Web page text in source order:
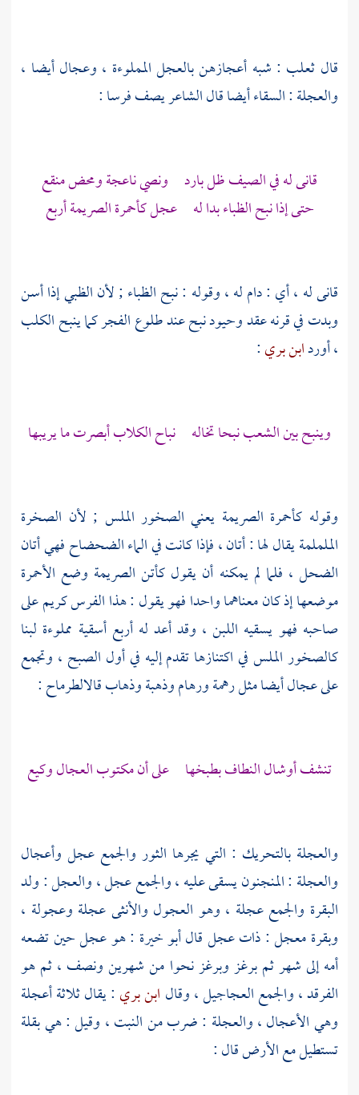
قال ثعلب : شبه أعجازهن بالعجل المملوءة ، وعجال أيضا ،
والعجلة : السقاء أيضا قال الشاعر يصف فرسا :
قانى له في الصيف ظل بارد ونصي ناعجة ومحض منقع
حتى إذا نبح الظباء بدا له عجل كأحمرة الصريمة أربع
قانى له ، أي : دام له ، وقوله : نبح الظباء ; لأن الظبي إذا أسن
وبدت في قرنه عقد وحيود نبح عند طلوع الفجر كما ينبح الكلب
، أوردابن بري:
وينبح بين الشعب نبحا تخاله نباح الكلاب أبصرت ما يريبها
وقوله كأحمرة الصريمة يعني الصخور الملس ; لأن الصخرة
الململمة يقال لها : أتان ، فإذا كانت في الماء الضحضاح فهي أتان
الضحل ، فلما لم يمكنه أن يقول كأتن الصريمة وضع الأحمرة
موضعها إذ كان معناهما واحدا فهو يقول : هذا الفرس كريم على
صاحبه فهو يسقيه اللبن ، وقد أعد له أربع أسقية مملوءة لبنا
كالصخور الملس في اكتنازها تقدم إليه في أول الصبح ، وتجمع
على عجال أيضا مثل رهمة ورهام وذهبة وذهاب قالالطرماح:
تنشف أوشال النطاف بطبخها على أن مكتوب العجال وكيع
والعجلة بالتحريك : التي يجرها الثور والجمع عجل وأعجال
والعجلة : المنجنون يسقى عليه ، والجمع عجل ، والعجل : ولد
البقرة والجمع عجلة ، وهو العجول والأنثى عجلة وعجولة ،
وبقرة معجل : ذات عجل قالأبو خيرة : هو عجل حين تضعه
أمه إلى شهر ثم برغز وبرغز نحوا من شهرين ونصف ، ثم هو
الفرقد ، والجمع العجاجيل ، وقال ابن بري : يقال ثلاثة أعجلة
وهي الأعجال ، والعجلة : ضرب من النبت ، وقيل : هي بقلة
تستطيل مع الأرض قال :